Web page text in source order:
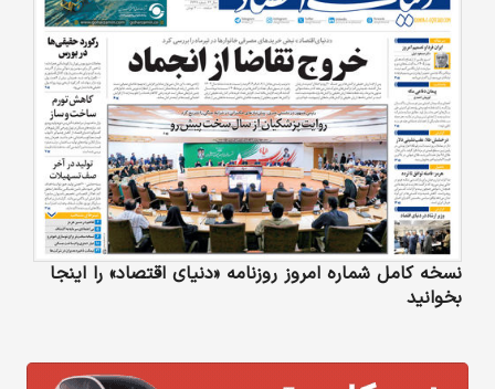
نسخه کامل شماره امروز روزنامه «دنیای‌ اقتصاد» را اینجا
بخوانید